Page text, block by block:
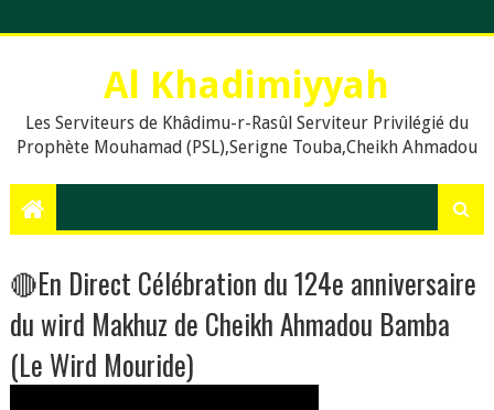
Al Khadimiyyah
Les Serviteurs de Khâdimu-r-Rasûl Serviteur Privilégié du
Prophète Mouhamad (PSL),Serigne Touba,Cheikh Ahmadou
le prophète Muḥammad (psl),,Dieu, La prière en islam,
Assalat, Salat, les cinq prières quotidiennes, Le Khalife
Xassida, Hadiths, Hadiths sur le Coran, hadiths du Prophète
Muhammad, .Org, .Com., Sénégal, Usa, Dakar, Touba,
🔴En Direct Célébration du 124e anniversaire
du wird Makhuz de Cheikh Ahmadou Bamba
(Le Wird Mouride)